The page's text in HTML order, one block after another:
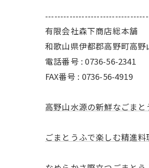
有限会社森下商店総本舗
和歌山県伊都郡高野町高野
電話番号 : 0736-56-2341
FAX番号 : 0736-56-4919
高野山水源の新鮮なごまと
ごまとうふで楽しむ精進料